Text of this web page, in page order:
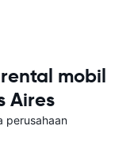
mobil
Aires
perusahaan